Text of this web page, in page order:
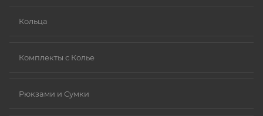
Кольца
Комплекты с Колье
Рюкзами и Сумки